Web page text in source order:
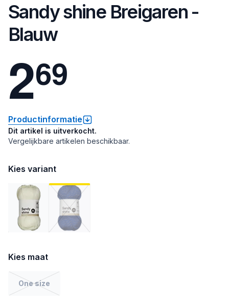
Sandy shine Breigaren -
Blauw
269
Productinformatie
Dit artikel is uitverkocht.
Vergelijkbare artikelen beschikbaar.
Kies variant
Kies maat
One size